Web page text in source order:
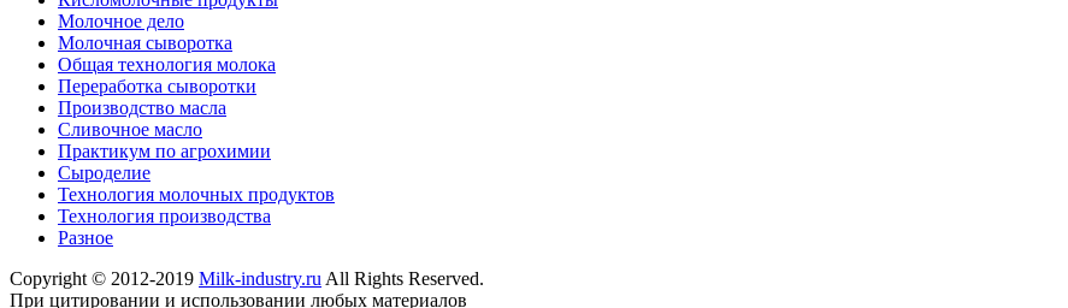
Молочное дело
Молочная сыворотка
Общая технология молока
Переработка сыворотки
Производство масла
Сливочное масло
Практикум по агрохимии
Сыроделие
Технология молочных продуктов
Технология производства
Разное
Copyright © 2012-2019 Milk-industry.ru All Rights Reserved.
При цитировании и использовании любых материалов